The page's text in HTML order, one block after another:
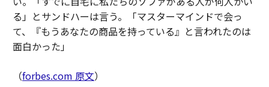
る」とサンドハーは言う。「マスターマインドで会っ
て、『もうあなたの商品を持っている』と言われたのは
面白かった」
（forbes.com 原文）